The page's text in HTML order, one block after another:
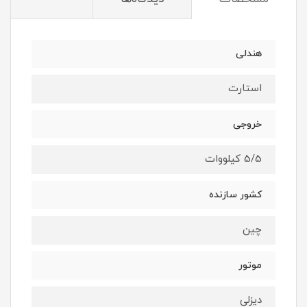
هندلی
استارت
خروجی
5/5 کیلووات
کشور سازنده
چین
موتور
دیزلی